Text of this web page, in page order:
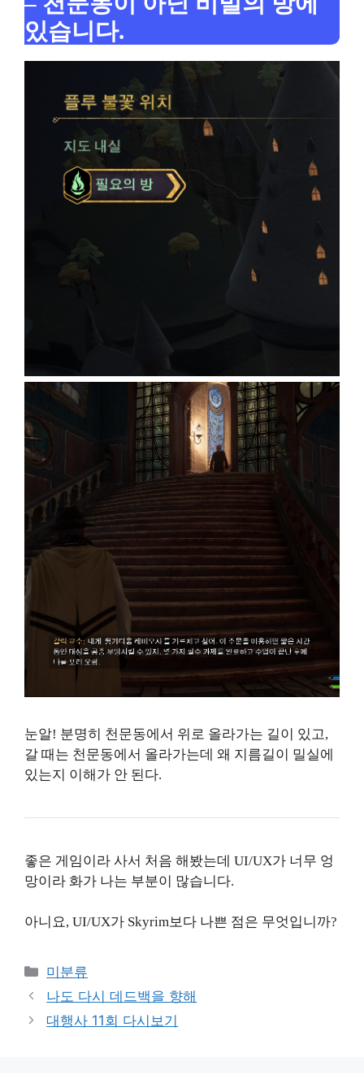
있습니다.
눈알! 분명히 천문동에서 위로 올라가는 길이 있고,
갈 때는 천문동에서 올라가는데 왜 지름길이 밀실에
있는지 이해가 안 된다.
좋은 게임이라 사서 처음 해봤는데 UI/UX가 너무 엉
망이라 화가 나는 부분이 많습니다.
아니요, UI/UX가 Skyrim보다 나쁜 점은 무엇입니까?
Categories
미분류
나도 다시 데드백을 향해
대행사 11회 다시보기